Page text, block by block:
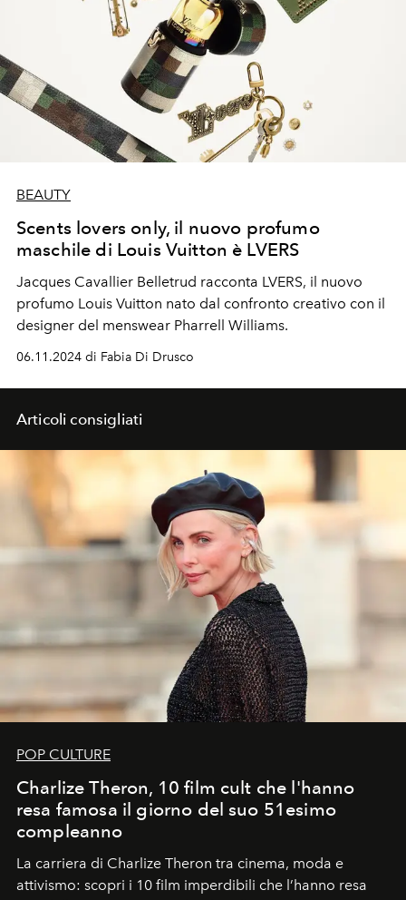
BEAUTY
Scents lovers only, il nuovo profumo
maschile di Louis Vuitton è LVERS
Jacques Cavallier Belletrud racconta LVERS, il nuovo
profumo Louis Vuitton nato dal confronto creativo con il
designer del menswear Pharrell Williams.
06.11.2024 di Fabia Di Drusco
Articoli consigliati
POP CULTURE
Charlize Theron, 10 film cult che l'hanno
resa famosa il giorno del suo 51esimo
compleanno
La carriera di Charlize Theron tra cinema, moda e
attivismo: scopri i 10 film imperdibili che l’hanno resa